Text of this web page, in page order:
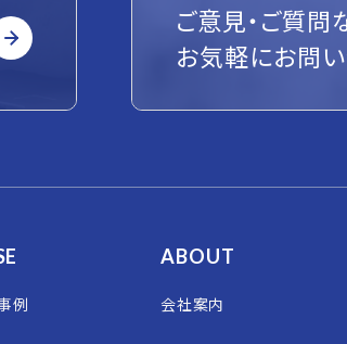
ご意見・ご質問
お気軽にお問
例
ABOUT
会社案内